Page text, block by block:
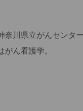
奈川県立がんセンタ
ん看護学。